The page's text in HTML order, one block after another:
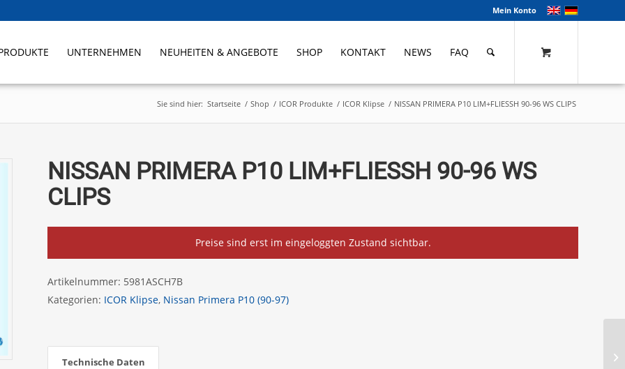
Mein Konto
UNTERNEHMEN NEUHEITEN & ANGEBOTE SHOP KONTAKT NEWS FAQ
Sie sind hier: Startseite / Shop / ICOR Produkte / ICOR Klipse / NISSAN PRIMERA P10 LIM+FLIESSH 90-96 WS CLIPS
NISSAN PRIMERA P10 LIM+FLIESSH 90-96 WS
CLIPS
Preise sind erst im eingeloggten Zustand sichtbar.
Artikelnummer: 5981ASCH7B
Kategorien: ICOR Klipse, Nissan Primera P10 (90-97)
Technische Daten